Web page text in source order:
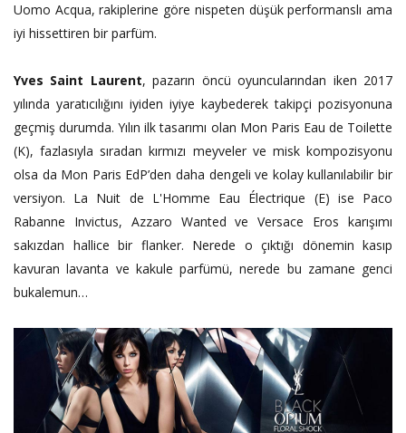
Uomo Acqua, rakiplerine göre nispeten düşük performanslı ama
iyi hissettiren bir parfüm.
Yves Saint Laurent, pazarın öncü oyuncularından iken 2017
yılında yaratıcılığını iyiden iyiye kaybederektakipçi pozisyonuna
geçmiş durumda. Yılın ilk tasarımı olan Mon Paris Eau de Toilette
(K), fazlasıyla sıradan kırmızı meyveler ve misk kompozisyonu
olsa da Mon Paris EdP’den daha dengeli ve kolay kullanılabilir bir
versiyon. La Nuit de L'Homme Eau Électrique (E) ise Paco
Rabanne Invictus, Azzaro Wanted ve Versace Eros karışımı
sakızdan hallice bir flanker. Nerede o çıktığı dönemin kasıp
kavuran lavanta ve kakule parfümü, nerede bu zamane genci
bukalemun…